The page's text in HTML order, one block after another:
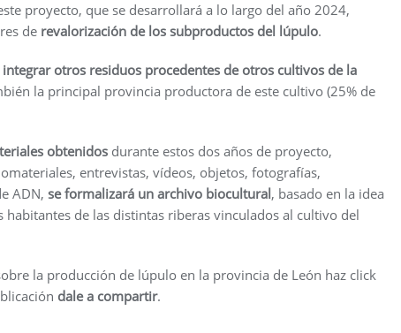
proyecto, que se desarrollará a lo largo del año 2024,
de revalorización de los subproductos del lúpulo.
integrar otros residuos procedentes de otros cultivos de la
la principal provincia productora de este cultivo (25% de
obtenidos durante estos dos años de proyecto,
entrevistas, vídeos, objetos, fotografías,
ADN, se formalizará un archivo biocultural, basado en la idea
de las distintas riberas vinculados al cultivo del
la producción de lúpulo en la provincia de León haz click
dale a compartir.